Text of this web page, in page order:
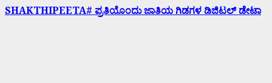
SHAKTHIPEETA# ಪ್ರತಿಯೊಂದು ಜಾತಿಯ ಗಿಡಗಳ ಡಿಜಿಟಲ್ ಡೇಟಾ